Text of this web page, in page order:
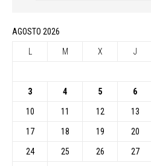
AGOSTO 2026
L M X J
3 4 5 6
10 11 12 13
17 18 19 20
24 25 26 27